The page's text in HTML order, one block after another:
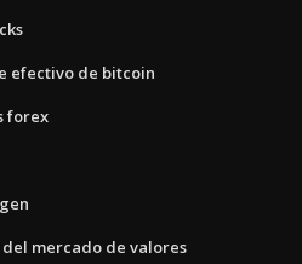
efectivo de bitcoin
forex
mercado de valores